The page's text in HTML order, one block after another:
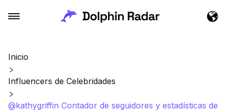
Inicio
Influencers de Celebridades
@kathygriffin Contador de seguidores y estadísticas de